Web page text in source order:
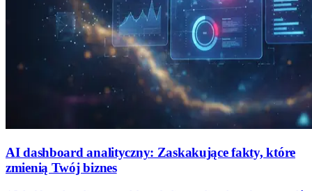
AI dashboard analityczny: Zaskakujące fakty, które
zmienią Twój biznes